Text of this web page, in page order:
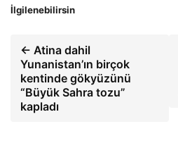
İlgilenebilirsin
← Atina dahil
Yunanistan’ın birçok
kentinde gökyüzünü
“Büyük Sahra tozu”
kapladı